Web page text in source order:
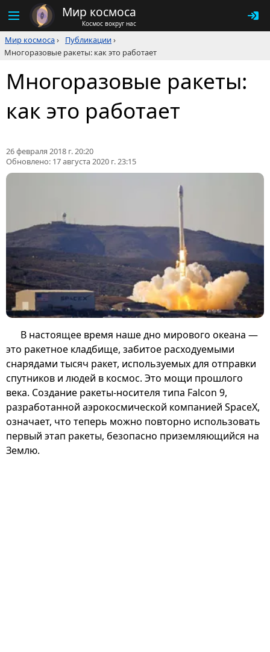
Мир космоса
Космос вокруг нас
Мир космоса› Публикации›
Многоразовые ракеты: как это работает
Многоразовые ракеты:
как это работает
26 февраля 2018 г. 20:20
Обновлено: 17 августа 2020 г. 23:15
В настоящее время наше дно мирового океана —
это ракетное кладбище, забитое расходуемыми
снарядами тысяч ракет, используемых для отправки
спутников и людей в космос. Это мощи прошлого
века. Создание ракеты-носителя типа Falcon 9,
разработанной аэрокосмической компанией SpaceX,
означает, что теперь можно повторно использовать
первый этап ракеты, безопасно приземляющийся на
Землю.